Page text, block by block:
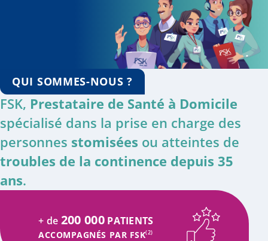
QUI SOMMES-NOUS ?
FSK, Prestataire de Santé à Domicile
spécialisé dans la prise en charge des
personnes stomisées ou atteintes de
troubles de la continence depuis 35
ans.
+ de 200 000 PATIENTS
ACCOMPAGNÉS PAR FSK(2)